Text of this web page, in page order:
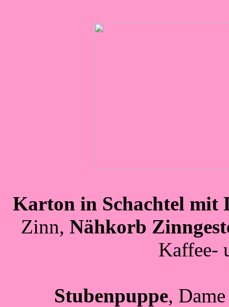
Karton in Schachtel mit
Zinn, Nähkorb
Kaffee-
Stubenpuppe,